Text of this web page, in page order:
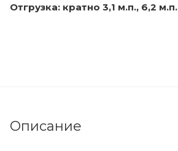
Отгрузка: кратно 3,1 м.п., 6,2 м.п.
Описание